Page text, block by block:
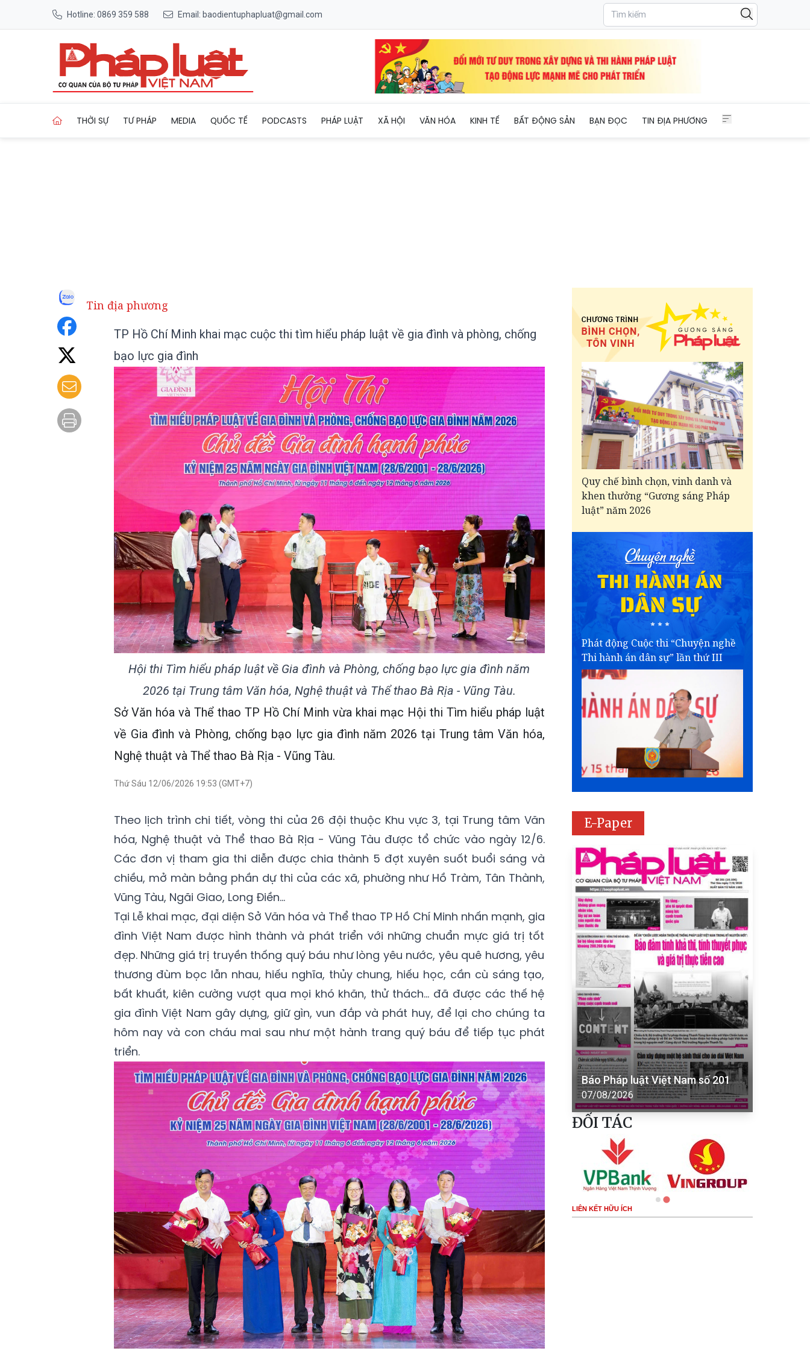
Hotline: 0869 359 588 Email: baodientuphapluat@gmail.com
THỜI SỰ TƯ PHÁP MEDIA QUỐC TẾ PODCASTS PHÁP LUẬT XÃ HỘI VĂN HÓA KINH TẾ BẤT ĐỘNG SẢN BẠN ĐỌC TIN ĐỊA PHƯƠNG
Tin địa phương
TP Hồ Chí Minh khai mạc cuộc thi tìm hiểu pháp luật về gia đình và phòng, chống
bạo lực gia đình
Hội thi Tìm hiểu pháp luật về Gia đình và Phòng, chống bạo lực gia đình năm
2026 tại Trung tâm Văn hóa, Nghệ thuật và Thể thao Bà Rịa - Vũng Tàu.
Sở Văn hóa và Thể thao TP Hồ Chí Minh vừa khai mạc Hội thi Tìm hiểu pháp luật
về Gia đình và Phòng, chống bạo lực gia đình năm 2026 tại Trung tâm Văn hóa,
Nghệ thuật và Thể thao Bà Rịa - Vũng Tàu.
Thứ Sáu 12/06/2026 19:53 (GMT+7)
Theo lịch trình chi tiết, vòng thi của 26 đội thuộc Khu vực 3, tại Trung tâm Văn
hóa, Nghệ thuật và Thể thao Bà Rịa - Vũng Tàu được tổ chức vào ngày 12/6.
Các đơn vị tham gia thi diễn được chia thành 5 đợt xuyên suốt buổi sáng và
chiều, mở màn bằng phần dự thi của các xã, phường như Hồ Tràm, Tân Thành,
Vũng Tàu, Ngãi Giao, Long Điền…
Tại Lễ khai mạc, đại diện Sở Văn hóa và Thể thao TP Hồ Chí Minh nhấn mạnh, gia
đình Việt Nam được hình thành và phát triển với những chuẩn mực giá trị tốt
đẹp. Những giá trị truyền thống quý báu như lòng yêu nước, yêu quê hương, yêu
thương đùm bọc lẫn nhau, hiếu nghĩa, thủy chung, hiếu học, cần cù sáng tạo,
bất khuất, kiên cường vượt qua mọi khó khăn, thử thách... đã được các thế hệ
gia đình Việt Nam gây dựng, giữ gìn, vun đắp và phát huy, để lại cho chúng ta
hôm nay và con cháu mai sau như một hành trang quý báu để tiếp tục phát
triển.
Quy chế bình chọn, vinh danh và
khen thưởng “Gương sáng Pháp
luật” năm 2026
Phát động Cuộc thi “Chuyện nghề
Thi hành án dân sự” lần thứ III
E-Paper
Báo Pháp luật Việt Nam số 201
07/08/2026
ĐỐI TÁC
LIÊN KẾT HỮU ÍCH